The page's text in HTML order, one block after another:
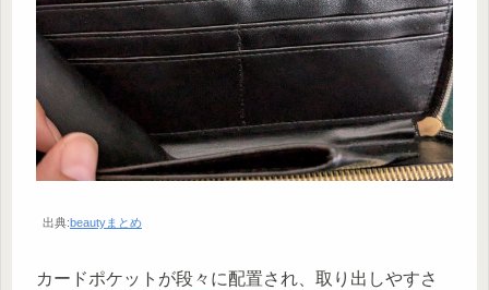
出典:beautyまとめ
カードポケットが段々に配置され、取り出しやすさ